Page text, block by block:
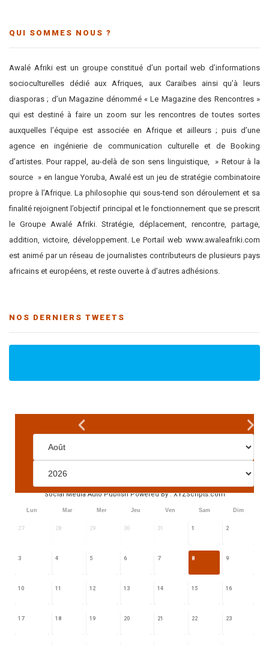
QUI SOMMES NOUS ?
Awalé Afriki est un groupe constitué d’un portail web d’informations
socioculturelles dédié aux Afriques, aux Caraïbes ainsi qu’à leurs
diasporas ; d’un Magazine dénommé « Le Magazine des Rencontres »
qui est destiné à faire un zoom sur les rencontres de toutes sortes
auxquelles l’équipe est associée en Afrique et ailleurs ; puis d’une
agence en ingénierie de communication culturelle et de Booking
d’artistes. Pour rappel, au-delà de son sens linguistique, » Retour à la
source » en langue Yoruba, Awalé est un jeu de stratégie combinatoire
propre à l’Afrique. La philosophie qui sous-tend son déroulement et sa
finalité rejoignent l’objectif principal et le fonctionnement que se prescrit
le Groupe Awalé Afriki. Stratégie, déplacement, rencontre, partage,
addition, victoire, développement. Le Portail web www.awaleafriki.com
est animé par un réseau de journalistes contributeurs de plusieurs pays
africains et européens, et reste ouverte à d’autres adhésions.
NOS DERNIERS TWEETS
Lun Mar Mer Jeu Ven Sam Dim
27 28 29 30 31 1 2
3 4 5 6 7 8 9
10 11 12 13 14 15 16
17 18 19 20 21 22 23
Social Media Auto PublishPowered By :XYZScripts.com